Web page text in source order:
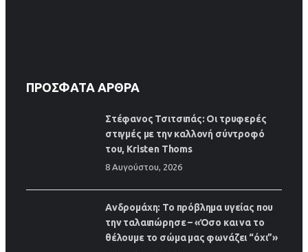
ΠΡΌΣΦΑΤΑ ΆΡΘΡΑ
Στέφανος Τσιτσιπάς: Οι τρυφερές
στιγμές με την καλλονή σύντροφό
του, Kristen Thoms
8 Αυγούστου, 2026
Ανδρομάχη: Το πρόβλημα υγείας που
την ταλαιπώρησε – «Όσο και να το
θέλουμε το σώμα μας φωνάζει “όχι”»